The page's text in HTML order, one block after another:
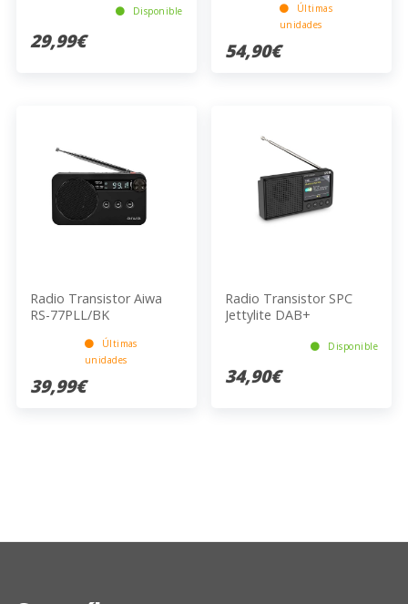
Disponible
29,99€
Últimas
unidades
54,90€
Radio Transistor Aiwa
RS-77PLL/BK
Últimas
unidades
39,99€
Radio Transistor SPC
Jettylite DAB+
Disponible
34,90€